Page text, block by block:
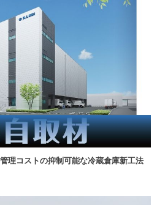
理コストの抑制可能な冷蔵倉庫新工法